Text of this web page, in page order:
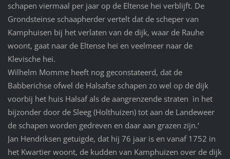
schapen viermaal per jaar op de Eltense hei verblijft. De
Grondsteinse schaapherder vertelt dat de scheper van
Kamphuisen bij het verlaten van de dijk, waar de Rauhe
woont, gaat naar de Eltense hei en veelmeer naar de
Klevische hei.
Wilhelm Momme heeft nog geconstateerd, dat de
Babberichse ofwel de Halsafse schapen zo wel op de dijk
voorbij het huis Halsaf als de aangrenzende straten ìn het
bijzonder door de Sleeg (Holthuizen) tot aan de Landeweer
de schapen worden gedreven en daar aan grazen zijn.‘
Jan Hendriksen getuigde, dat hij 76 jaar is en vanaf 1752 in
het Kwartier woont, de kudden van Kamphuizen over de dijk